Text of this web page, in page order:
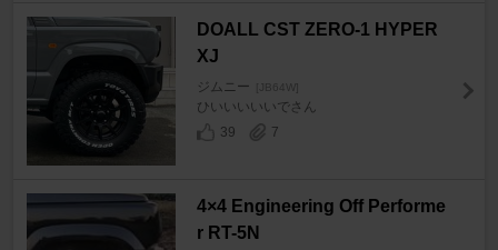
DOALL CST ZERO-1 HYPER
XJ
ジムニー [JB64W]
ひいいいいいでさん
39
7
4×4 Engineering Off Performe
r RT-5N